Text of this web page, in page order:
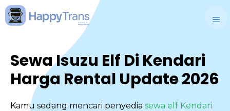
Skip
to
Sewa Isuzu Elf Di Kendari
Harga Rental Update 2026
Kamu sedang mencari penyedia sewa elf Kendari